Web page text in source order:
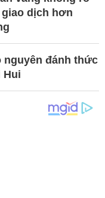
dịch hơn
nguyên đánh thức
Hui